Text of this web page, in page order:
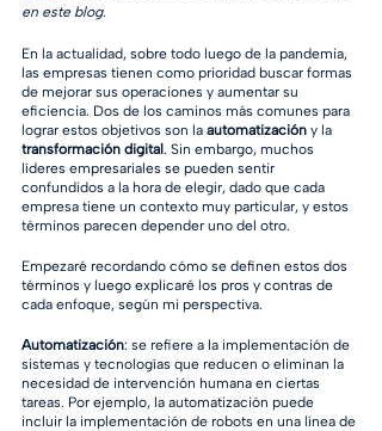
en este blog.
En la actualidad, sobre todo luego de la pandemia,
las empresas tienen como prioridad buscar formas
de mejorar sus operaciones y aumentar su
eficiencia. Dos de los caminos más comunes para
lograr estos objetivos son la automatización y la
transformación digital . Sin embargo, muchos
líderes empresariales se pueden sentir
confundidos a la hora de elegir, dado que cada
empresa tiene un contexto muy particular, y estos
términos parecen depender uno del otro.
Empezaré recordando cómo se definen estos dos
términos y luego explicaré los pros y contras de
cada enfoque, según mi perspectiva.
Automatización: se refiere a la implementación de
sistemas y tecnologías que reducen o eliminan la
necesidad de intervención humana en ciertas
tareas. Por ejemplo, la automatización puede
incluir la implementación de robots en una línea de